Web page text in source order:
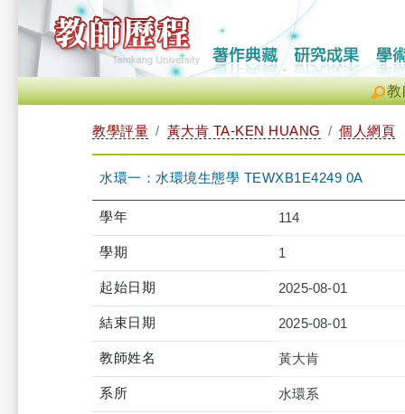
教
教學評量 黃大肯 TA-KEN HUANG 個人網頁
水環一：水環境生態學 TEWXB1E4249 0A
學年 114
學期 1
起始日期 2025-08-01
結束日期 2025-08-01
教師姓名 黃大肯
系所 水環系